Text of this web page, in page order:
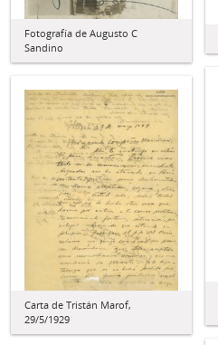
Fotografía de Augusto C
Sandino
Carta de Tristán Marof,
29/5/1929